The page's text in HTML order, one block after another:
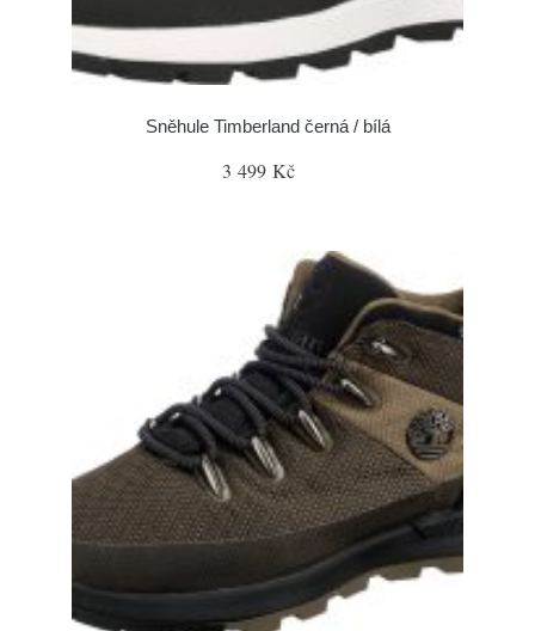
Sněhule Timberland černá / bílá
3 499 Kč